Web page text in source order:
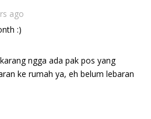
ago
:)
ngga ada pak pos yang
ke rumah ya, eh belum lebaran